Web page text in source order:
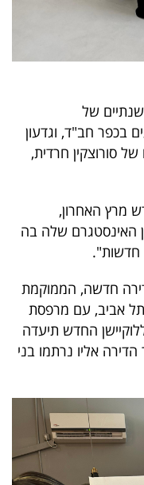
בשנת 2018, אחרי שנתיים של
בכפר חב"ד, וגדעון
סורוצקין חרדית,
מרץ האחרון,
האינסטגרם שלה בה
חדשות".
חדשה, הממוקמת
אביב, עם מרפסת
החדש תיעדה
אליו נרתמו בני